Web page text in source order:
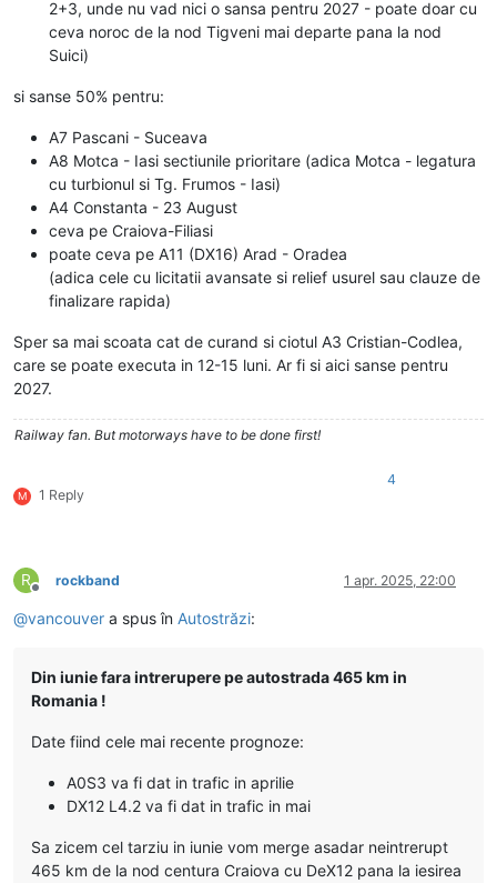
2+3, unde nu vad nici o sansa pentru 2027 - poate doar cu
ceva noroc de la nod Tigveni mai departe pana la nod
Suici)
si sanse 50% pentru:
A7 Pascani - Suceava
A8 Motca - Iasi sectiunile prioritare (adica Motca - legatura
cu turbionul si Tg. Frumos - Iasi)
A4 Constanta - 23 August
ceva pe Craiova-Filiasi
poate ceva pe A11 (DX16) Arad - Oradea
(adica cele cu licitatii avansate si relief usurel sau clauze de
finalizare rapida)
Sper sa mai scoata cat de curand si ciotul A3 Cristian-Codlea,
care se poate executa in 12-15 luni. Ar fi si aici sanse pentru
2027.
Railway fan. But motorways have to be done first!
M 1 Reply
4
R
Deconectat
rockband 1 apr. 2025, 22:00
@vancouver a spus în Autostrăzi:
Din iunie fara intrerupere pe autostrada 465 km in
Romania !
Date fiind cele mai recente prognoze:
A0S3 va fi dat in trafic in aprilie
DX12 L4.2 va fi dat in trafic in mai
Sa zicem cel tarziu in iunie vom merge asadar neintrerupt
465 km de la nod centura Craiova cu DeX12 pana la iesirea